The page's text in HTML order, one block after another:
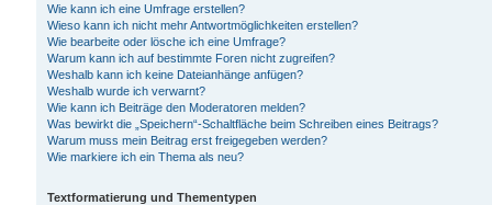
Wie kann ich eine Umfrage erstellen?
Wieso kann ich nicht mehr Antwortmöglichkeiten erstellen?
Wie bearbeite oder lösche ich eine Umfrage?
Warum kann ich auf bestimmte Foren nicht zugreifen?
Weshalb kann ich keine Dateianhänge anfügen?
Weshalb wurde ich verwarnt?
Wie kann ich Beiträge den Moderatoren melden?
Was bewirkt die „Speichern“-Schaltfläche beim Schreiben eines Beitrags?
Warum muss mein Beitrag erst freigegeben werden?
Wie markiere ich ein Thema als neu?
Textformatierung und Thementypen